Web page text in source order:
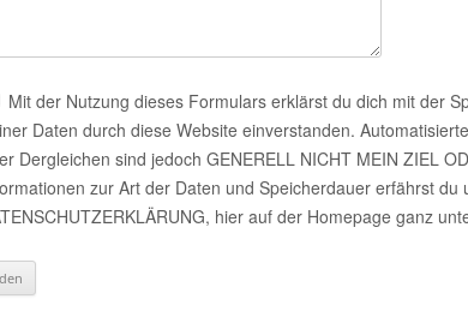
Mit der Nutzung dieses Formulars erklärst du dich mit der
Daten durch diese Website einverstanden.
Dergleichen sind jedoch GENERELL NICHT MEIN ZIEL
zur Art der Daten und Speicherdauer erfährst du
hier auf der Homepage ganz